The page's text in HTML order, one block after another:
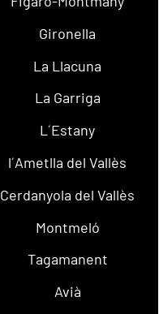
Gironella
La Llacuna
La Garriga
L´Estany
l´Ametlla del Vallès
Cerdanyola del Vallès
Montmeló
Tagamanent
Avià